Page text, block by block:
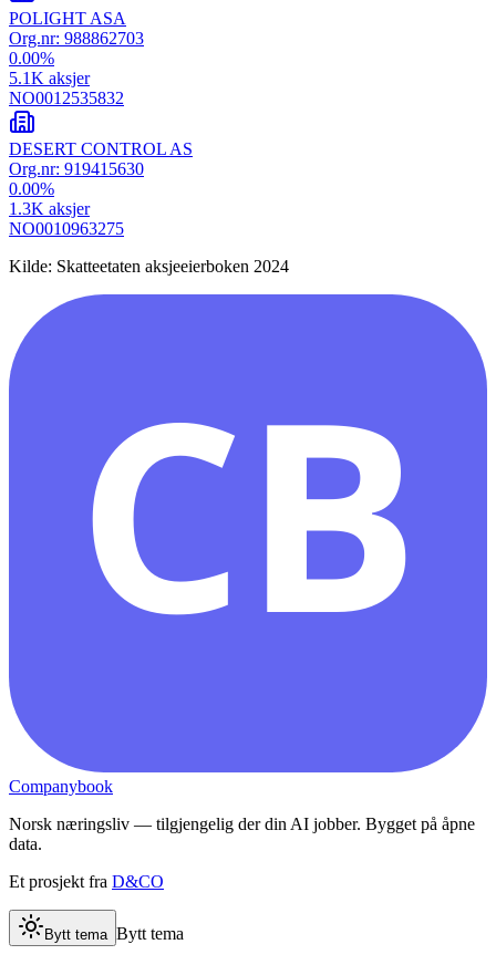
POLIGHT ASA
Org.nr: 988862703
0.00%
5.1K aksjer
NO0012535832
DESERT CONTROL AS
Org.nr: 919415630
0.00%
1.3K aksjer
NO0010963275
Kilde: Skatteetaten aksjeeierboken 2024
CB
Companybook
Norsk næringsliv — tilgjengelig der din AI jobber. Bygget på åpne
data.
Et prosjekt fra D&CO
Bytt tema Bytt tema